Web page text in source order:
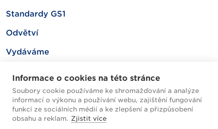
Standardy GS1
Odvětví
Vydáváme
Mapa webu
Informace o cookies na této stránce
Soubory cookie používáme ke shromažďování a analýze
informací o výkonu a používání webu, zajištění fungování
funkcí ze sociálních médií a ke zlepšení a přizpůsobení
obsahu a reklam. Zjistit více